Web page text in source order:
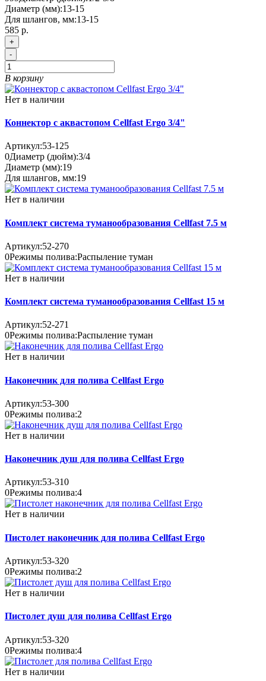
Диаметр (мм):13-15
Для шлангов, мм:13-15
585 р.
+
-
В корзину
Нет в наличии
Коннектор с аквастопом Cellfast Ergo 3/4"
Артикул:53-125
0Диаметр (дюйм):3/4
Диаметр (мм):19
Для шлангов, мм:19
Нет в наличии
Комплект система туманообразования Cellfast 7.5 м
Артикул:52-270
0Режимы полива:Распыление туман
Нет в наличии
Комплект система туманообразования Cellfast 15 м
Артикул:52-271
0Режимы полива:Распыление туман
Нет в наличии
Наконечник для полива Cellfast Ergo
Артикул:53-300
0Режимы полива:2
Нет в наличии
Наконечник душ для полива Cellfast Ergo
Артикул:53-310
0Режимы полива:4
Нет в наличии
Пистолет наконечник для полива Cellfast Ergo
Артикул:53-320
0Режимы полива:2
Нет в наличии
Пистолет душ для полива Cellfast Ergo
Артикул:53-320
0Режимы полива:4
Нет в наличии